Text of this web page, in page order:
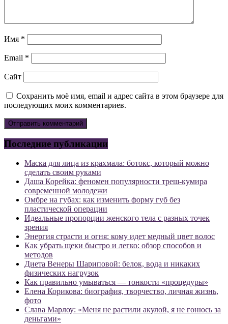
Имя *
Email *
Сайт
Сохранить моё имя, email и адрес сайта в этом браузере для
последующих моих комментариев.
Последние публикации
Маска для лица из крахмала: ботокс, который можно
сделать своим руками
Даша Корейка: феномен популярности треш-кумира
современной молодежи
Омбре на губах: как изменить форму губ без
пластической операции
Идеальные пропорции женского тела с разных точек
зрения
Энергия страсти и огня: кому идет медный цвет волос
Как убрать щеки быстро и легко: обзор способов и
методов
Диета Венеры Шариповой: белок, вода и никаких
физических нагрузок
Как правильно умываться — тонкости «процедуры»
Елена Корикова: биография, творчество, личная жизнь,
фото
Слава Марлоу: «Меня не растили акулой, я не гонюсь за
деньгами»